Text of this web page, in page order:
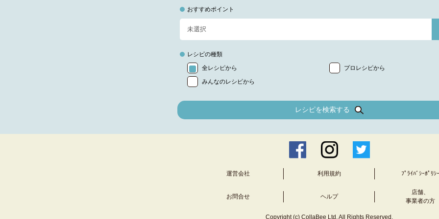
おすすめポイント
レシピの種類
全レシピから
プロレシピから
みんなのレシピから
レシピを検索する
運営会社 利用規約 ﾌﾟﾗｲﾊﾞｼｰﾎﾟﾘｼｰ
お問合せ ヘルプ
店舗、
事業者の方
Copyright (c) CollaBee Ltd. All Rights Reserved.